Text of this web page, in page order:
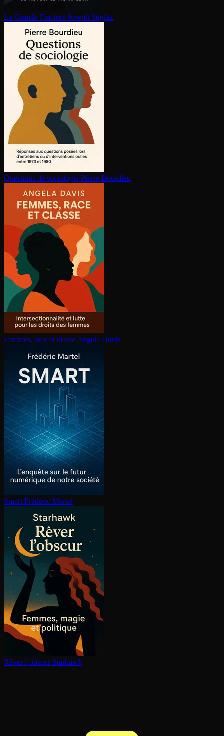
La Grande Fracture Joseph Stiglitz
Questions de sociologie Pierre Bourdieu
Femmes, race et classe Angela Davis
Smart Frédéric Martel
Rêver l’obscur Starhawk